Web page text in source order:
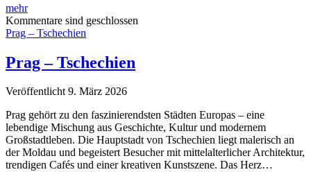
mehrDeutsche
Botschaft
–
Tschechien
Kommentare sind geschlossen
Prag – Tschechien
Prag – Tschechien
Veröffentlicht 9. März 2026
Prag gehört zu den faszinierendsten Städten Europas – eine
lebendige Mischung aus Geschichte, Kultur und modernem
Großstadtleben. Die Hauptstadt von Tschechien liegt malerisch an
der Moldau und begeistert Besucher mit mittelalterlicher Architektur,
trendigen Cafés und einer kreativen Kunstszene. Das Herz…